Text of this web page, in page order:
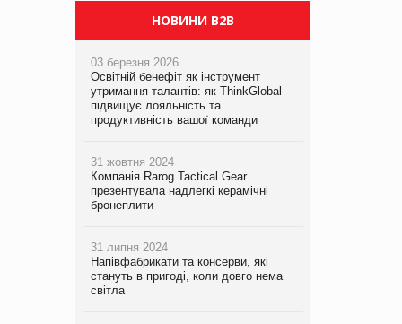
НОВИНИ B2B
03 березня 2026
Освітній бенефіт як інструмент
утримання талантів: як ThinkGlobal
підвищує лояльність та
продуктивність вашої команди
31 жовтня 2024
Компанія Rarog Tactical Gear
презентувала надлегкі керамічні
бронеплити
31 липня 2024
Напівфабрикати та консерви, які
стануть в пригоді, коли довго нема
світла